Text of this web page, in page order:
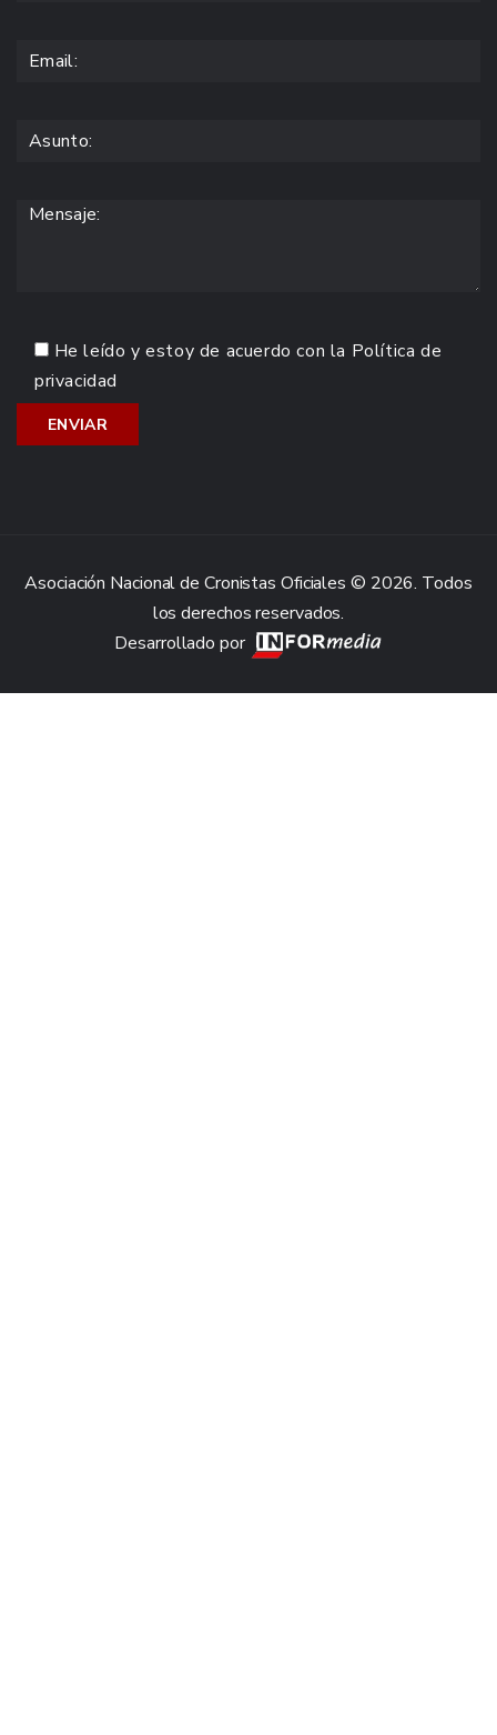
He leído y estoy de acuerdo con la Política de
privacidad
Asociación Nacional de Cronistas Oficiales © 2026. Todos
los derechos reservados.
Desarrollado por